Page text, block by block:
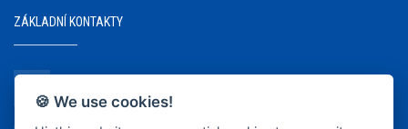
ZÁKLADNÍ KONTAKTY
+420 737 218 679
🍪 We use cookies!